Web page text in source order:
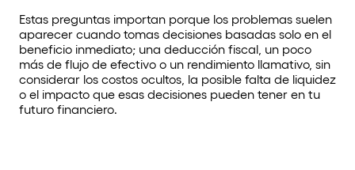
Estas preguntas importan porque los problemas suelen
aparecer cuando tomas decisiones basadas solo en el
beneficio inmediato; una deducción fiscal, un poco
más de flujo de efectivo o un rendimiento llamativo, sin
considerar los costos ocultos, la posible falta de liquidez
o el impacto que esas decisiones pueden tener en tu
futuro financiero.